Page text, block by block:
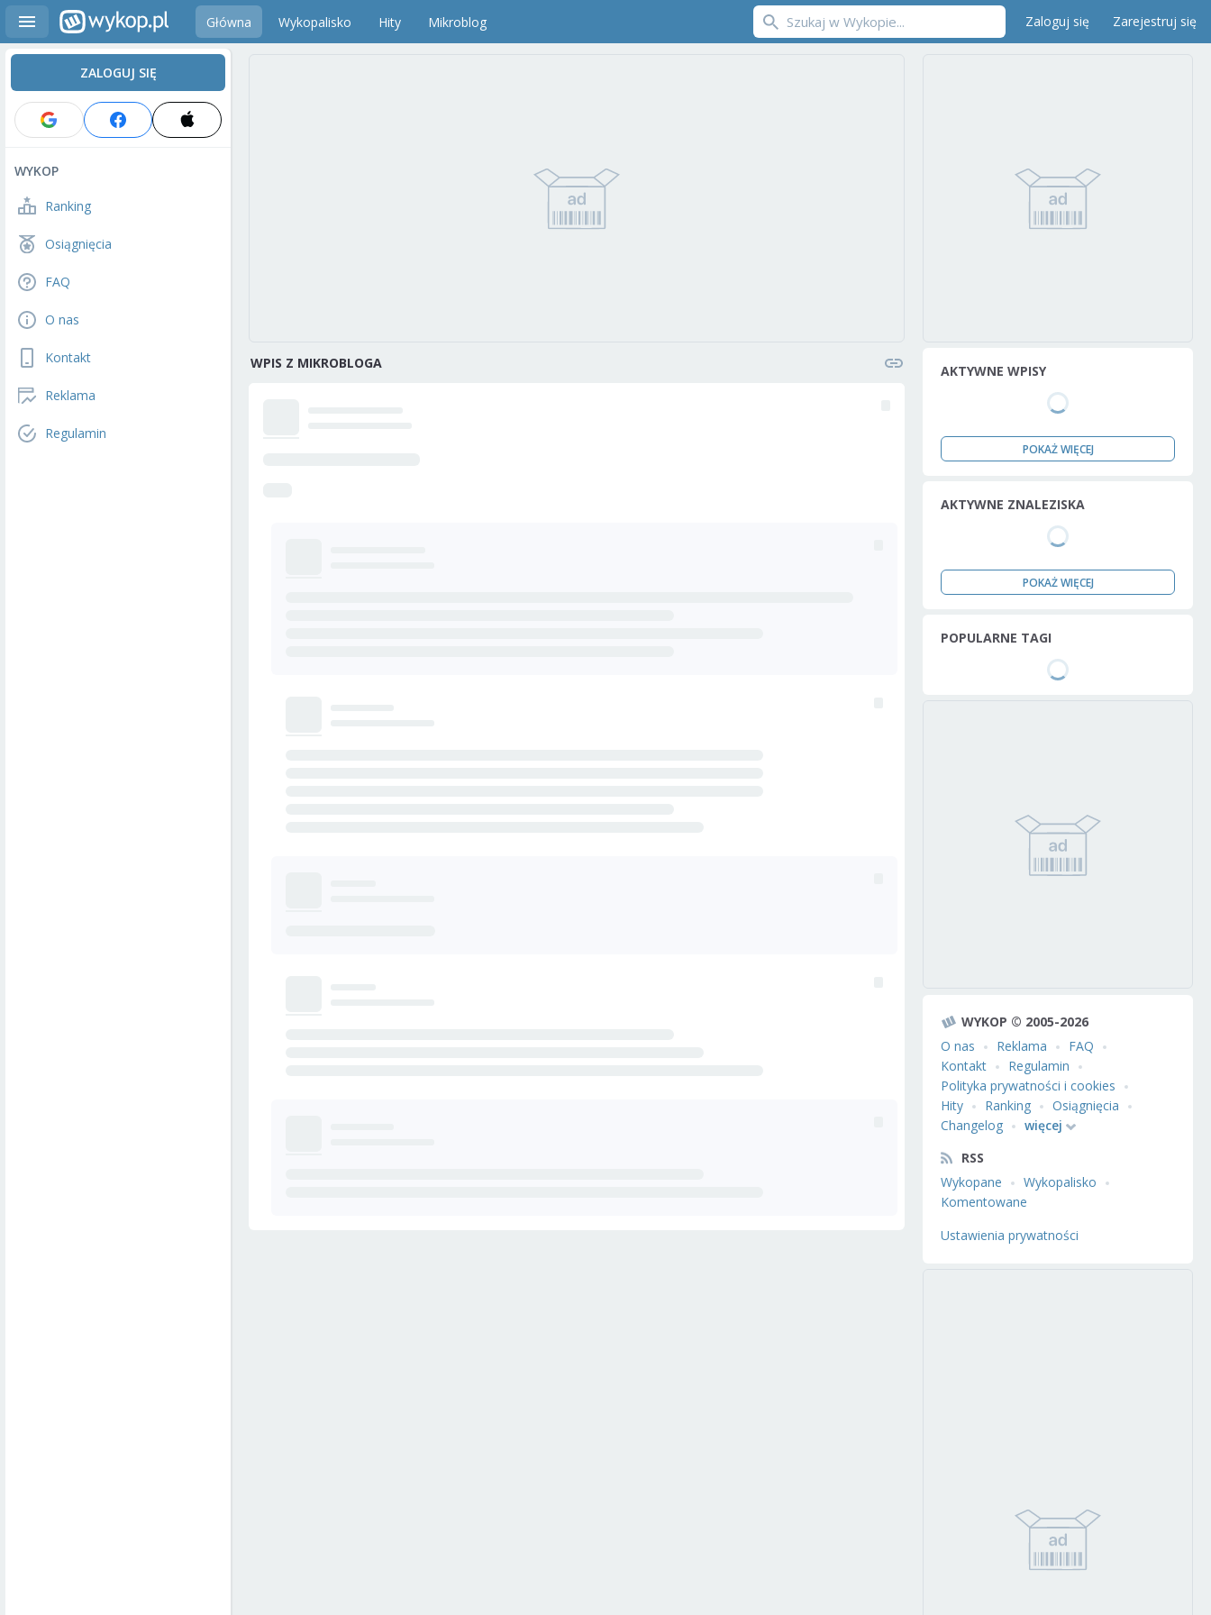
Główna Wykopalisko Hity Mikroblog Zaloguj się Zarejestruj się
ZALOGUJ SIĘ
WYKOP
Ranking
Osiągnięcia
FAQ
O nas
Kontakt
Reklama
Regulamin
WPIS Z MIKROBLOGA AKTYWNE WPISY
POKAŻ WIĘCEJ
AKTYWNE ZNALEZISKA
POKAŻ WIĘCEJ
POPULARNE TAGI
WYKOP © 2005-2026
O nas
Reklama
FAQ
Kontakt
Regulamin
Polityka prywatności i cookies
Hity
Ranking
Osiągnięcia
Changelog
więcej
RSS
Wykopane
Wykopalisko
Komentowane
Ustawienia prywatności